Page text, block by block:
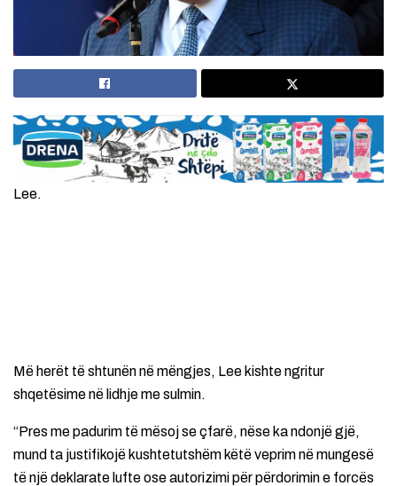
Lee.
Më herët të shtunën në mëngjes, Lee kishte ngritur
shqetësime në lidhje me sulmin.
“Pres me padurim të mësoj se çfarë, nëse ka ndonjë gjë,
mund ta justifikojë kushtetutshëm këtë veprim në mungesë
të një deklarate lufte ose autorizimi për përdorimin e forcës